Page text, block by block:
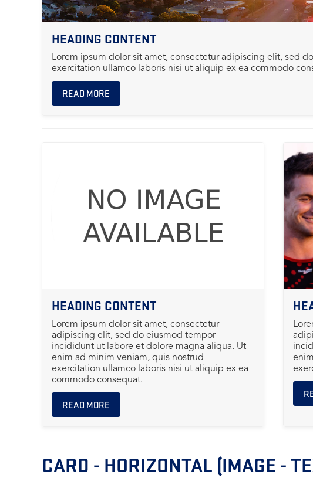
HEADING CONTENT
Lorem ipsum dolor sit amet, consectetur adipiscing elit, sed
exercitation ullamco laboris nisi ut aliquip ex ea commodo
READ MORE
HEADING CONTENT
Lorem ipsum dolor sit amet, consectetur
adipiscing elit, sed do eiusmod tempor
incididunt ut labore et dolore magna aliqua. Ut
enim ad minim veniam, quis nostrud
exercitation ullamco laboris nisi ut aliquip ex ea
commodo consequat.
READ MORE
CARD - HORIZONTAL (IMAGE -